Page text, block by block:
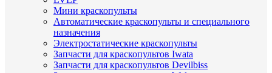
Мини краскопульты
Автоматические краскопульты и специального
назначения
Электростатические краскопульты
Запчасти для краскопультов Iwata
Запчасти для краскопультов Devilbiss